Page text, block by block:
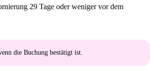
29 Tage oder weniger vor dem
die Buchung bestätigt ist.